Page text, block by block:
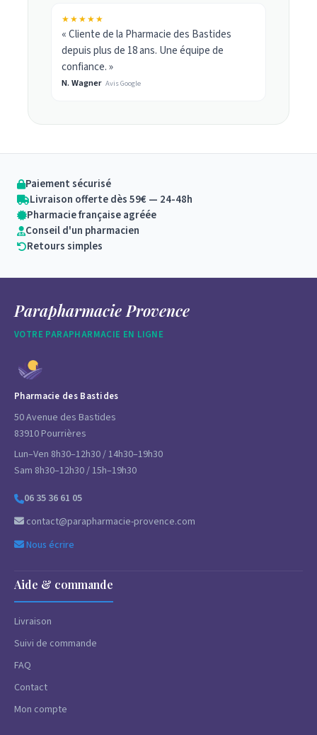
★★★★★
« Cliente de la Pharmacie des Bastides
depuis plus de 18 ans. Une équipe de
confiance. »
N. Wagner Avis Google
Paiement sécurisé
Livraison offerte dès 59€ — 24-48h
Pharmacie française agréée
Conseil d'un pharmacien
Retours simples
Parapharmacie Provence
VOTRE PARAPHARMACIE EN LIGNE
Pharmacie des Bastides
50 Avenue des Bastides
83910 Pourrières
Lun–Ven 8h30–12h30 / 14h30–19h30
Sam 8h30–12h30 / 15h–19h30
06 35 36 61 05
contact@parapharmacie-provence.com
Nous écrire
Aide & commande
Livraison
Suivi de commande
FAQ
Contact
Mon compte